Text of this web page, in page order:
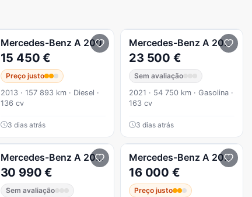
Mercedes-Benz A 200
15 450 €
Preço justo
2013 · 157 893 km · Diesel ·
136 cv
3 dias atrás
Mercedes-Benz A 200
23 500 €
Sem avaliação
2021 · 54 750 km · Gasolina ·
163 cv
3 dias atrás
Mercedes-Benz A 200 AMG Line Aut.
30 990 €
Sem avaliação
Mercedes-Benz A 200
16 000 €
Preço justo